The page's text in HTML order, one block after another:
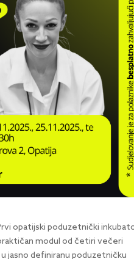
opatijski poduzetnički
modul od četiri večeri
jasno definiranu poduzetničku